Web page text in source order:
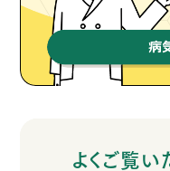
よくご覧